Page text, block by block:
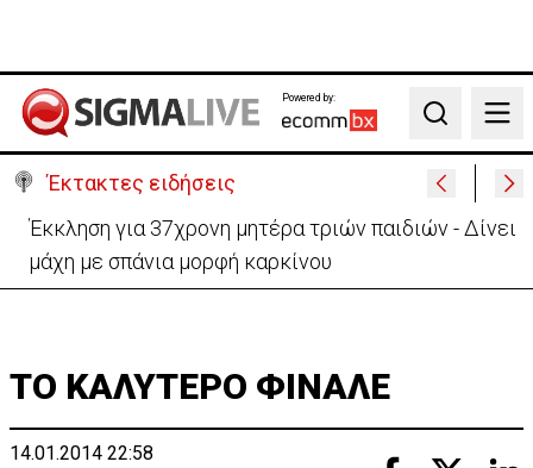
Powered by:
Search
Έκτακτες ειδήσεις
Στο «κίτρινο» η Κύπρος- Νέα προειδοποίηση για
εξαιρετικά υψηλές θερμοκρασίες
ΤΟ ΚΑΛΥΤΕΡΟ ΦΙΝΑΛΕ
14.01.2014 22:58